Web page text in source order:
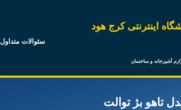
اینترنتی کرج هود
آشپزخانه و ساختمان
سئوالات متداول
تاهو بژ توالت